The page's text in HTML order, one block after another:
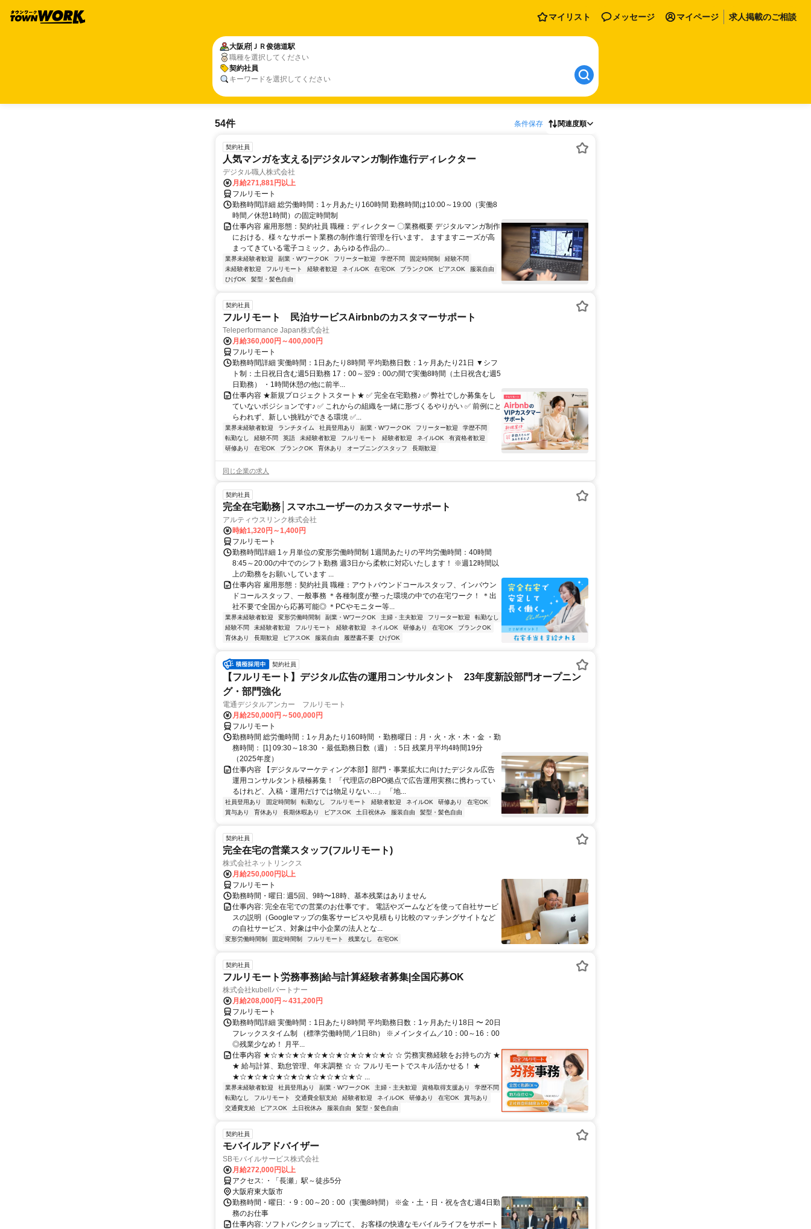
マイリスト メッセージ マイページ 求人掲載のご相談
大阪府 ＪＲ俊徳道駅
職種を選択してください
契約社員
キーワードを選択してください
54件 条件保存 関連度順
契約社員
人気マンガを支える|デジタルマンガ制作進行ディレクター
デジタル職人株式会社
月給271,881円以上
フルリモート
勤務時間詳細 総労働時間：1ヶ月あたり160時間 勤務時間は10:00～19:00（実働8
時間／休憩1時間）の固定時間制
仕事内容 雇用形態：契約社員 職種：ディレクター 〇業務概要 デジタルマンガ制作
における、様々なサポート業務の制作進行管理を行います。 ますますニーズが高
まってきている電子コミック。あらゆる作品の...
業界未経験者歓迎 副業・WワークOK フリーター歓迎 学歴不問 固定時間制
経験不問
未経験者歓迎
フルリモート 経験者歓迎 ネイルOK 在宅OK ブランクOK ピアスOK
服装自由
ひげOK
髪型・髪色自由
契約社員
フルリモート 民泊サービスAirbnbのカスタマーサポート
Teleperformance Japan株式会社
月給360,000円～400,000円
フルリモート
勤務時間詳細 実働時間：1日あたり8時間 平均勤務日数：1ヶ月あたり21日 ▼シフ
ト制：土日祝日含む週5日勤務 17：00～翌9：00の間で実働8時間（土日祝含む週5
日勤務） ・1時間休憩の他に前半...
仕事内容 ★新規プロジェクトスタート★ ✅ 完全在宅勤務♪ ✅ 弊社でしか募集をし
ていないポジションです♪ ✅ これからの組織を一緒に形づくるやりがい ✅ 前例にと
らわれず、新しい挑戦ができる環境 ✅...
業界未経験者歓迎 ランチタイム 社員登用あり 副業・WワークOK フリーター歓迎
学歴不問
転勤なし
経験不問 英語 未経験者歓迎 フルリモート 経験者歓迎 ネイルOK
有資格者歓迎
研修あり
在宅OK ブランクOK 育休あり オープニングスタッフ 長期歓迎
同じ企業の求人
契約社員
完全在宅勤務│スマホユーザーのカスタマーサポート
アルティウスリンク株式会社
時給1,320円～1,400円
フルリモート
勤務時間詳細 1ヶ月単位の変形労働時間制 1週間あたりの平均労働時間：40時間
8:45～20:00の中でのシフト勤務 週3日から柔軟に対応いたします！ ※週12時間以
上の勤務をお願いしています ...
仕事内容 雇用形態：契約社員 職種：アウトバウンドコールスタッフ、インバウン
ドコールスタッフ、一般事務 ＊各種制度が整った環境の中での在宅ワーク！ ＊出
社不要で全国から応募可能◎ ＊PCやモニター等...
業界未経験者歓迎 変形労働時間制 副業・WワークOK 主婦・主夫歓迎 フリーター歓迎
転勤なし
経験不問
未経験者歓迎 フルリモート 経験者歓迎 ネイルOK 研修あり 在宅OK
ブランクOK
育休あり
長期歓迎 ピアスOK 服装自由 履歴書不要 ひげOK
契約社員
【フルリモート】デジタル広告の運用コンサルタント 23年度新設部門オープニン
グ・部門強化
電通デジタルアンカー フルリモート
月給250,000円～500,000円
フルリモート
勤務時間 総労働時間：1ヶ月あたり160時間 ・勤務曜日：月・火・水・木・金 ・勤
務時間： [1] 09:30～18:30 ・最低勤務日数（週）：5日 残業月平均4時間19分
（2025年度）
仕事内容 【デジタルマーケティング本部】部門・事業拡大に向けたデジタル広告
運用コンサルタント積極募集！ 「代理店のBPO拠点で広告運用実務に携わってい
るけれど、入稿・運用だけでは物足りない…」 「地...
社員登用あり 固定時間制 転勤なし フルリモート 経験者歓迎 ネイルOK 研修あり
在宅OK
賞与あり
育休あり 長期休暇あり ピアスOK 土日祝休み 服装自由 髪型・髪色自由
契約社員
完全在宅の営業スタッフ(フルリモート)
株式会社ネットリンクス
月給250,000円以上
フルリモート
勤務時間・曜日: 週5回、9時〜18時、基本残業はありません
仕事内容: 完全在宅での営業のお仕事です。 電話やズームなどを使って自社サービ
スの説明（Googleマップの集客サービスや見積もり比較のマッチングサイトなど
の自社サービス、対象は中小企業の法人とな...
変形労働時間制 固定時間制 フルリモート 残業なし 在宅OK
契約社員
フルリモート労務事務|給与計算経験者募集|全国応募OK
株式会社kubellパートナー
月給208,000円～431,200円
フルリモート
勤務時間詳細 実働時間：1日あたり8時間 平均勤務日数：1ヶ月あたり18日 〜 20日
フレックスタイム制 （標準労働時間／1日8h） ※メインタイム／10：00～16：00
◎残業少なめ！ 月平...
仕事内容 ★☆★☆★☆★☆★☆★☆★☆★☆★☆ ☆ 労務実務経験をお持ちの方 ★
★ 給与計算、勤怠管理、年末調整 ☆ ☆ フルリモートでスキル活かせる！ ★
★☆★☆★☆★☆★☆★☆★☆★☆★☆ ...
業界未経験者歓迎 社員登用あり 副業・WワークOK 主婦・主夫歓迎 資格取得支援あり
学歴不問
転勤なし
フルリモート 交通費全額支給 経験者歓迎 ネイルOK 研修あり 在宅OK
賞与あり
交通費支給
ピアスOK 土日祝休み 服装自由 髪型・髪色自由
契約社員
モバイルアドバイザー
SBモバイルサービス株式会社
月給272,000円以上
アクセス: ・「長瀬」駅～徒歩5分
大阪府東大阪市
勤務時間・曜日: ・9：00～20：00（実働8時間） ※金・土・日・祝を含む週4日勤
務のお仕事
仕事内容: ソフトバンクショップにて、 お客様の快適なモバイルライフをサポート